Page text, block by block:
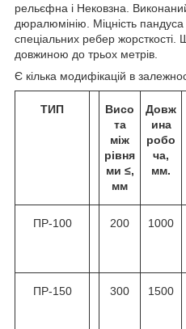
рельєфна і Нековзна.
дюралюмінію. Міцність
спеціальних ребер жорсткості.
довжиною до трьох метрів.
Є кілька модифікацій в
ТИП
Висо
та
між
рівня
ми ≤,
мм
Довж
ина
робо
ча,
мм.
ПР-100 200 1000
ПР-150 300 1500